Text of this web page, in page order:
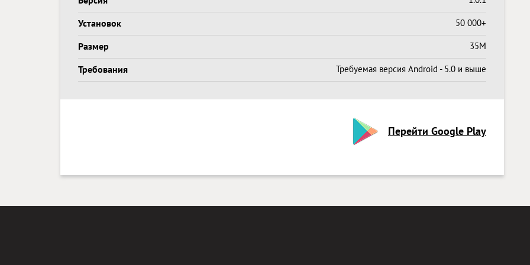
Установок 50 000+
Размер 35M
Требования Требуемая версия Android - 5.0 и выше
Перейти Google Play